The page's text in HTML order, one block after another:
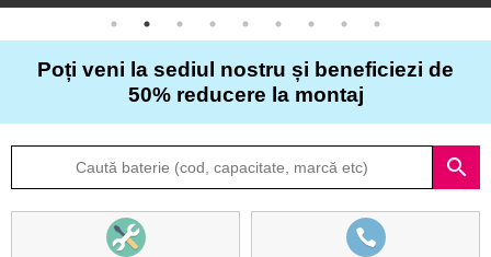
Articole
Despre
Poți veni la sediul nostru și beneficiezi de
50% reducere la montaj
search